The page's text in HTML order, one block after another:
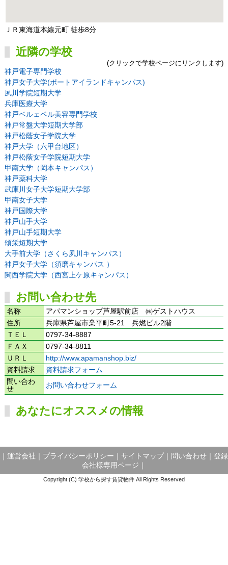
ＪＲ東海道本線元町 徒歩8分
近隣の学校
(クリックで学校ページにリンクします)
神戸電子専門学校
神戸女子大学(ポートアイランドキャンパス)
夙川学院短期大学
兵庫医療大学
神戸ベルェベル美容専門学校
神戸常盤大学短期大学部
神戸松蔭女子学院大学
神戸大学（六甲台地区）
神戸松蔭女子学院短期大学
甲南大学（岡本キャンパス）
神戸薬科大学
武庫川女子大学短期大学部
甲南女子大学
神戸国際大学
神戸山手大学
神戸山手短期大学
頌栄短期大学
大手前大学（さくら夙川キャンパス）
神戸女子大学（須磨キャンパス ）
関西学院大学（西宮上ケ原キャンパス）
お問い合わせ先
名称
アパマンショップ芦屋駅前店 ㈱ゲストハウス
住所
兵庫県芦屋市業平町5-21 兵燃ビル2階
ＴＥＬ
0797-34-8887
ＦＡＸ
0797-34-8811
ＵＲＬ
http://www.apamanshop.biz/
資料請求
資料請求フォーム
問い合わ
せ
お問い合わせフォーム
あなたにオススメの情報
運営会社 プライバシーポリシー サイトマップ｜ 問い合わせ
登録
会社様専用ページ
Copyright (C) 学校から探す賃貸物件 All Rights Reserved